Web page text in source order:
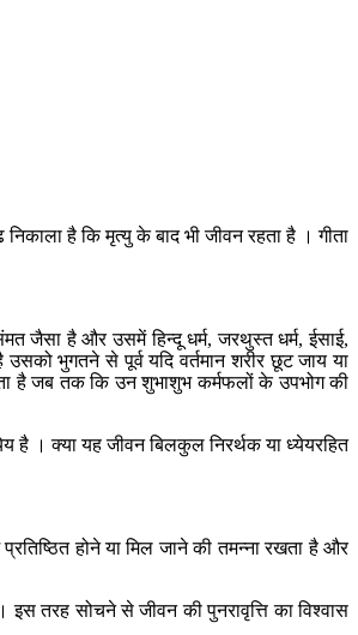
है कि मृत्यु के बाद भी जीवन रहता है । गीता
जैसा है और उसमें हिन्दू धर्म, जरथुस्त धर्म, ईसाई,
भुगतने से पूर्व यदि वर्तमान शरीर छूट जाय या
है जब तक कि उन शुभाशुभ कर्मफलों के उपभोग की
है । क्या यह जीवन बिलकुल निरर्थक या ध्येयरहित
होने या मिल जाने की तमन्ना रखता है और
इस तरह सोचने से जीवन की पुनरावृत्ति का विश्वास